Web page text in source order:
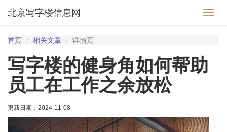
切
北京写字楼信息网
首页 相关文章 详情页
写字楼的健身角如何帮助
员工在工作之余放松
更新日期： 2024-11-08